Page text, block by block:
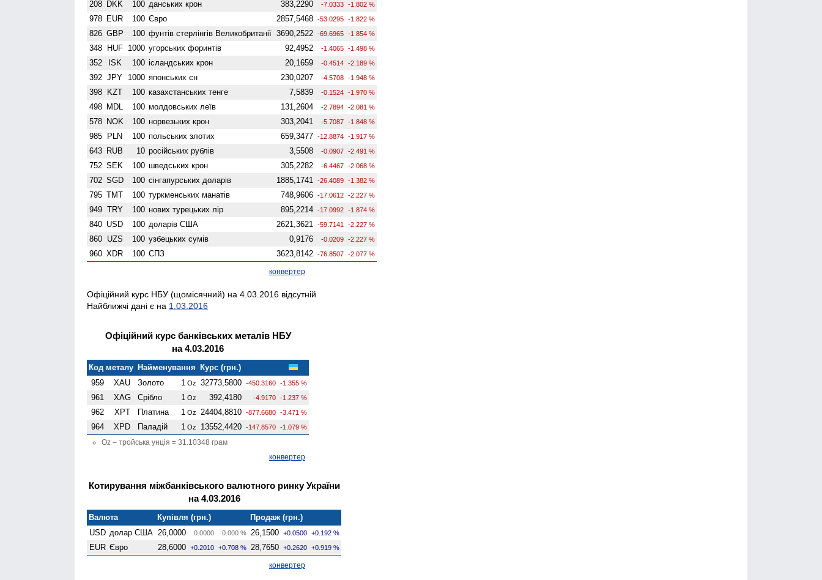
208 DKK 100 данських крон 383,2290 -7.0333 -1.802 %
978 EUR 100 Євро 2857,5468 -53.0295 -1.822 %
826 GBP 100 фунтів стерлінгів Велико­британії 3690,2522 -69.6965 -1.854 %
348 HUF 1000 угорських форинтів 92,4952 -1.4065 -1.498 %
352 ISK 100 ісландських крон 20,1659 -0.4514 -2.189 %
392 JPY 1000 японських єн 230,0207 -4.5708 -1.948 %
398 KZT 100 казахстанських тенге 7,5839 -0.1524 -1.970 %
498 MDL 100 молдовських леїв 131,2604 -2.7894 -2.081 %
578 NOK 100 норвезьких крон 303,2041 -5.7087 -1.848 %
985 PLN 100 польських злотих 659,3477 -12.8874 -1.917 %
643 RUB 10 російських рублів 3,5508 -0.0907 -2.491 %
752 SEK 100 шведських крон 305,2282 -6.4467 -2.068 %
702 SGD 100 сінгапурських доларів 1885,1741 -26.4089 -1.382 %
795 TMT 100 туркменських манатів 748,9606 -17.0612 -2.227 %
949 TRY 100 нових турецьких лір 895,2214 -17.0992 -1.874 %
840 USD 100 доларів США 2621,3621 -59.7141 -2.227 %
860 UZS 100 узбецьких сумів 0,9176 -0.0209 -2.227 %
960 XDR 100 СПЗ 3623,8142 -76.8507 -2.077 %
конвертер
Офіційний курс НБУ (щомісячний) на 4.03.2016 відсутній
Найближчі дані є на 1.03.2016
Офіційний курс банківських металів НБУ
на 4.03.2016
Код металу Найменування Курс (грн.)
959
XAU Золото 1 Oz 32773,5800 -450.3160 -1.355 %
961 XAG Срібло 1 Oz 392,4180 -4.9170 -1.237 %
962 XPT Платина 1 Oz 24404,8810 -877.6680 -3.471 %
964 XPD Паладій 1 Oz 13552,4420 -147.8570 -1.079 %
Oz – тройська унція = 31.10348 грам
конвертер
Котирування міжбанківського валютного ринку України
на 4.03.2016
Валюта Купівля (грн.)
Продаж (грн.)
USD долар США 26,0000 0.0000 0.000 % 26,1500 +0.0500 +0.192 %
EUR Євро 28,6000 +0.2010 +0.708 % 28,7650 +0.2620 +0.919 %
конвертер